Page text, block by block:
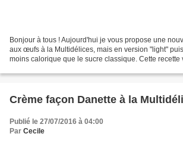
Bonjour à tous ! Aujourd'hui je vous propose une
aux œufs à la Multidélices, mais en version "light"
moins calorique que le sucre classique. Cette
Crème façon Danette à la
Publié le 27/07/2016 à 04:00
Par Cecile